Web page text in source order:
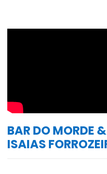
BAR DO MORDE
ISAIAS